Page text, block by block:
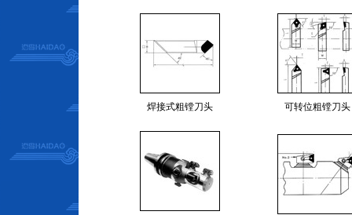
焊接式粗镗刀头 可转位粗镗刀头